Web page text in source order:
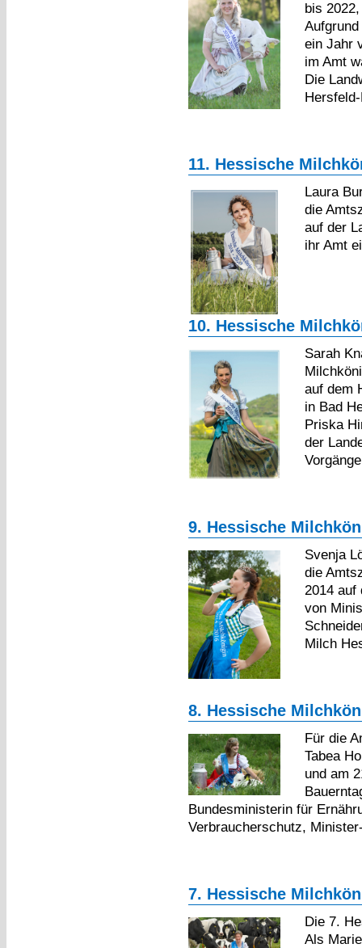
bis
ein Jahr
im Amt
Die
11. Hessische
Laura
die
auf der
ihr Amt
10. Hessische
Sarah
auf dem
in Bad
Priska
der
9. Hessische
Svenja
die
2014 auf
von
Milch
8. Hessische
Für die
Tabea
und am
Bundesministerin für
Verbraucherschutz,
7. Hessische
Die 7.
Als